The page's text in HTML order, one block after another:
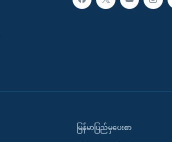
မြန်မာပြည်မှပေးစာ